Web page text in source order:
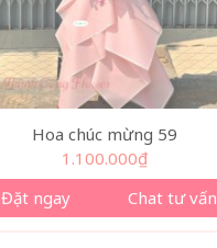
Hoa chúc mừng 59
1.100.000₫
Đặt ngay
Chat tư vấn